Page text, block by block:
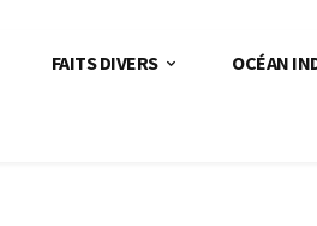
FAITS DIVERS OCÉAN